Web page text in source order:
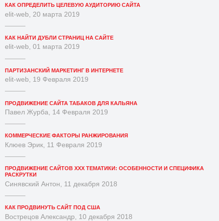
КАК ОПРЕДЕЛИТЬ ЦЕЛЕВУЮ АУДИТОРИЮ САЙТА
elit-web, 20 марта 2019
КАК НАЙТИ ДУБЛИ СТРАНИЦ НА САЙТЕ
elit-web, 01 марта 2019
ПАРТИЗАНСКИЙ МАРКЕТИНГ В ИНТЕРНЕТЕ
elit-web, 19 Февраля 2019
ПРОДВИЖЕНИЕ САЙТА ТАБАКОВ ДЛЯ КАЛЬЯНА
Павел Журба, 14 Февраля 2019
КОММЕРЧЕСКИЕ ФАКТОРЫ РАНЖИРОВАНИЯ
Клюев Эрик, 11 Февраля 2019
ПРОДВИЖЕНИЕ САЙТОВ XXX ТЕМАТИКИ: ОСОБЕННОСТИ И СПЕЦИФИКА
РАСКРУТКИ
Синявский Антон, 11 декабря 2018
КАК ПРОДВИНУТЬ САЙТ ПОД США
Вострецов Александр, 10 декабря 2018